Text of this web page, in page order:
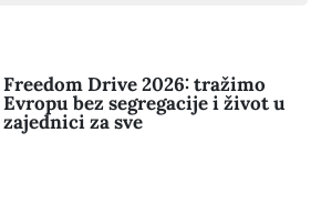
Freedom Drive 2026: tražimo
Evropu bez segregacije i život u
zajednici za sve